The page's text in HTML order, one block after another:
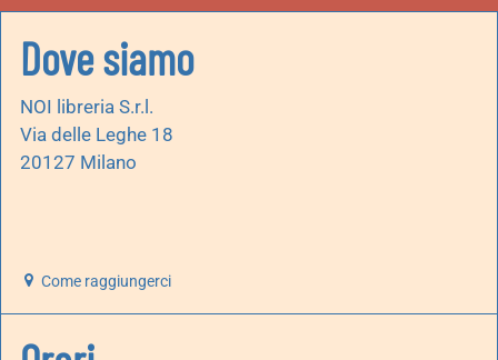
Dove siamo
NOI libreria S.r.l.
Via delle Leghe 18
20127 Milano
Come raggiungerci